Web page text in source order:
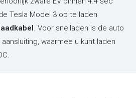
Tesla Model 3 op te laden
. Voor snelladen is de auto
waarmee u kunt laden